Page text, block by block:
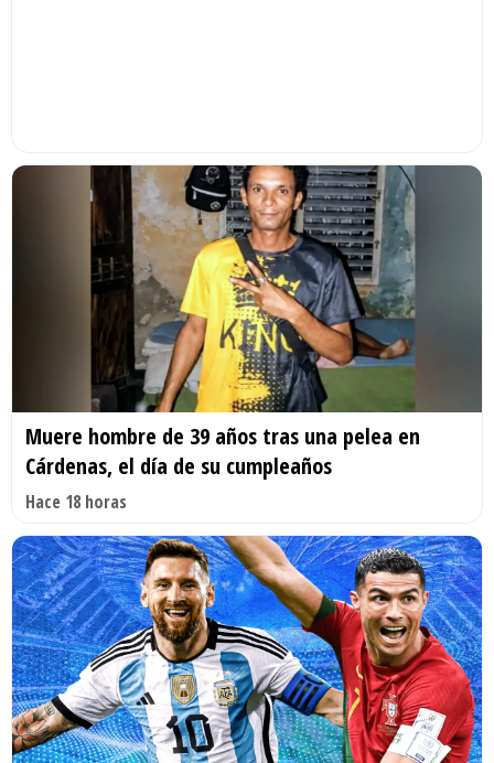
Muere hombre de 39 años tras una pelea en
Cárdenas, el día de su cumpleaños
Hace 18 horas